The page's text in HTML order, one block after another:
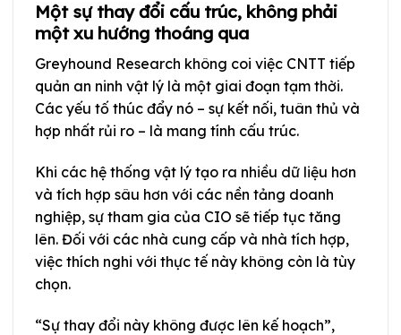
Một sự thay đổi cấu trúc, không phải
một xu hướng thoáng qua
Greyhound Research không coi việc CNTT tiếp
quản an ninh vật lý là một giai đoạn tạm thời.
Các yếu tố thúc đẩy nó – sự kết nối, tuân thủ và
hợp nhất rủi ro – là mang tính cấu trúc.
Khi các hệ thống vật lý tạo ra nhiều dữ liệu hơn
và tích hợp sâu hơn với các nền tảng doanh
nghiệp, sự tham gia của CIO sẽ tiếp tục tăng
lên. Đối với các nhà cung cấp và nhà tích hợp,
việc thích nghi với thực tế này không còn là tùy
chọn.
“Sự thay đổi này không được lên kế hoạch”,